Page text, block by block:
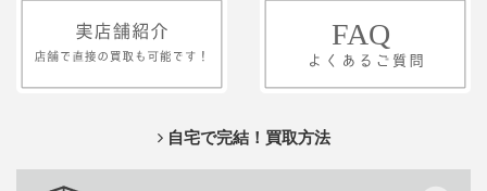
自宅で完結！買取方法